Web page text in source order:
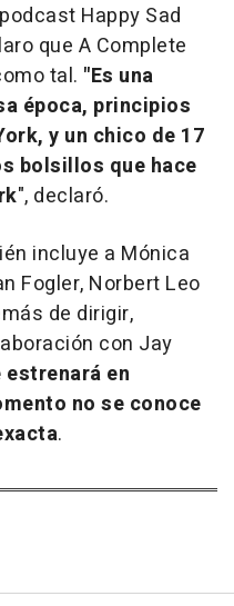
Happy Sad
que A Complete
tal. "Es una
época, principios
y un chico de 17
bolsillos que hace
", declaró.
incluye a Mónica
Fogler, Norbert Leo
de dirigir,
con Jay
en
no se conoce
.